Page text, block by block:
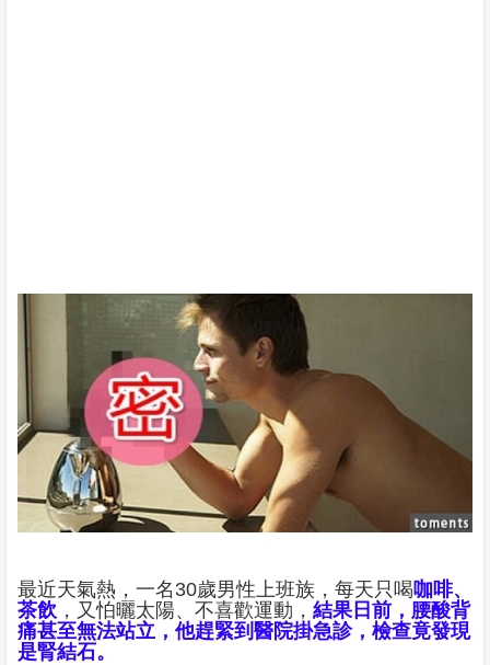
最近天氣熱，一名30歲男性上班族，每天只喝咖啡、
茶飲 ，又怕曬太陽、不喜歡運動， 結果日前，腰酸背
痛甚至無法站立，他趕緊到醫院掛急診，檢查竟發現
是腎結石。